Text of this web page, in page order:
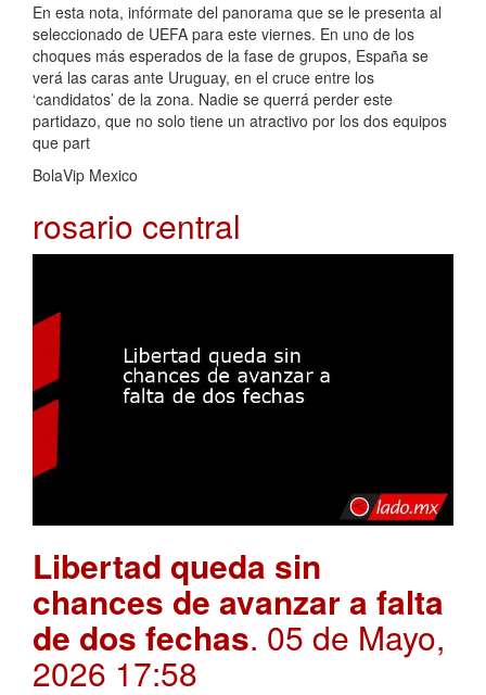
En esta nota, infórmate del panorama que se le presenta al
seleccionado de UEFA para este viernes. En uno de los
choques más esperados de la fase de grupos, España se
verá las caras ante Uruguay, en el cruce entre los
‘candidatos’ de la zona. Nadie se querrá perder este
partidazo, que no solo tiene un atractivo por los dos equipos
que part
BolaVip Mexico
rosario central
Libertad queda sin
chances de avanzar a falta
de dos fechas. 05 de Mayo,
2026 17:58